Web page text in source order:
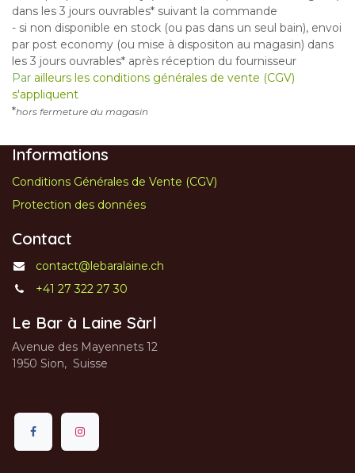
dans les 3 jours ouvrables* suivant la commande
- si non disponible en stock (ou pas dans un seul bain), envoi
par post economy (ou mise à dispositon au magasin) dans
les 3 jours ouvrables* après réception du fournisseur
Par ailleurs les conditions générales de vente (CGV)
s'appliquent
*hors fermeture du magasin
Informations
Conditions Générales de Vente (CGV)
Protection des données
Contact
contact@lebaralaine.ch
+41 27 322 27 30
Le Bar à Laine Sàrl
Avenue des Mayennets 12
1950 Sion, Suisse